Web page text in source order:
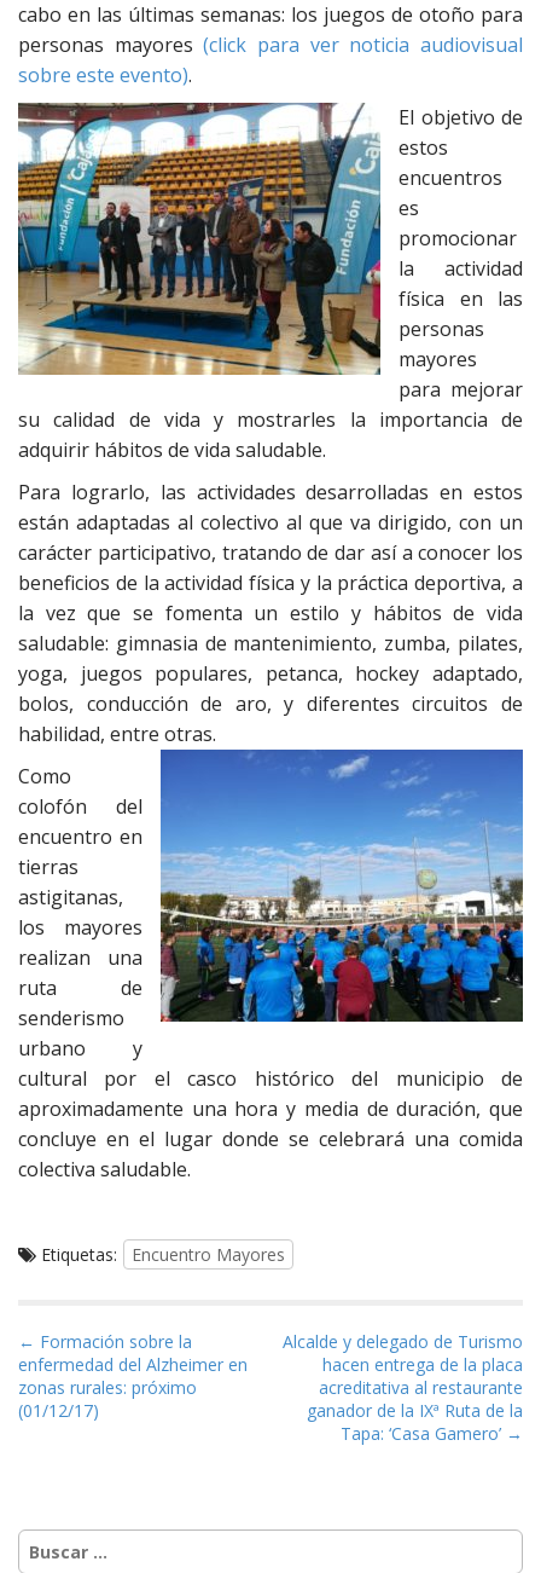
cabo en las últimas semanas: los juegos de otoño para
personas mayores(click para ver noticia audiovisual
sobre este evento).
El objetivo de
estos
encuentros
es
promocionar
la actividad
física en las
personas
mayores
para mejorar
su calidad de vida y mostrarles la importancia de
adquirir hábitos de vida saludable.
Para lograrlo, las actividades desarrolladas en estos
están adaptadas al colectivo al que va dirigido, con un
carácter participativo, tratando de dar así a conocer los
beneficios de la actividad física y la práctica deportiva, a
la vez que se fomenta un estilo y hábitos de vida
saludable: gimnasia de mantenimiento, zumba, pilates,
yoga, juegos populares, petanca, hockey adaptado,
bolos, conducción de aro, y diferentes circuitos de
habilidad, entre otras.
Como
colofón del
encuentro en
tierras
astigitanas,
los mayores
realizan una
ruta de
senderismo
urbano y
cultural por el casco histórico del municipio de
aproximadamente una hora y media de duración, que
concluye en el lugar donde se celebrará una comida
colectiva saludable.
Etiquetas: Encuentro Mayores
Navegación de entradas
← Formación sobre la
enfermedad del Alzheimer en
zonas rurales: próximo
(01/12/17)
Alcalde y delegado de Turismo
hacen entrega de la placa
acreditativa al restaurante
ganador de la IXª Ruta de la
Tapa: ‘Casa Gamero’ →